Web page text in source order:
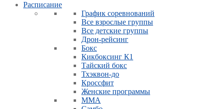
Расписание
График соревнований
Все взрослые группы
Все детские группы
Дрон-рейсинг
Бокс
Кикбоксинг К1
Тайский бокс
Тхэквон-до
Кроссфит
Женские программы
ММА